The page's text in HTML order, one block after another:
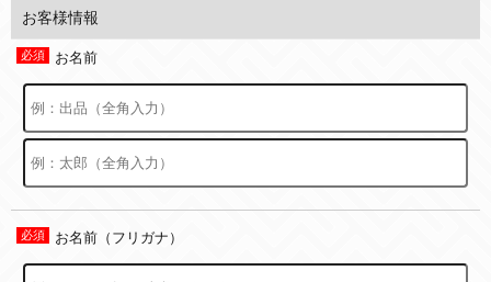
お客様情報
お名前
お名前（フリガナ）